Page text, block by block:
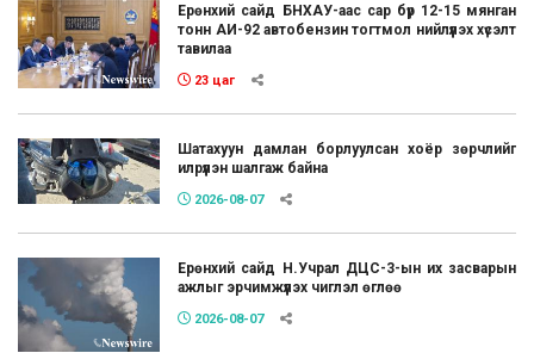
Ерөнхий сайд БНХАУ-аас сар бүр 12-15 мянган
тонн АИ-92 автобензин тогтмол нийлүүлэх хүсэлт
тавилаа
23 цаг
Шатахуун дамлан борлуулсан хоёр зөрчлийг
илрүүлэн шалгаж байна
2026-08-07
Ерөнхий сайд Н.Учрал ДЦС-3-ын их засварын
ажлыг эрчимжүүлэх чиглэл өглөө
2026-08-07